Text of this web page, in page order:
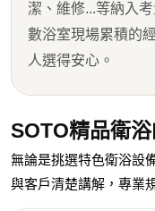
潔、維修...等納入
數浴室現場累積的
人選得安心。
SOTO精品衛
無論是挑選特色衛浴設
與客戶清楚講解，專業